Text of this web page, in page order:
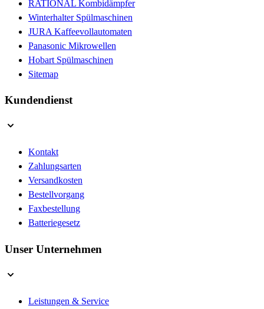
RATIONAL Kombidämpfer
Winterhalter Spülmaschinen
JURA Kaffeevollautomaten
Panasonic Mikrowellen
Hobart Spülmaschinen
Sitemap
Kundendienst
Kontakt
Zahlungsarten
Versandkosten
Bestellvorgang
Faxbestellung
Batteriegesetz
Unser Unternehmen
Leistungen & Service